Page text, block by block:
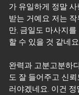
가 유일하게 정말
받는 거예요 저는
만, 금일도 마사지
할 수 있을 것 같네
완력과 고분고분하
도 잘 들어주고 신
러야겠네요. 이건